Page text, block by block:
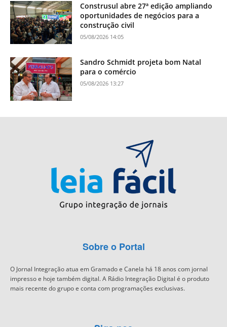
Construsul abre 27ª edição ampliando
oportunidades de negócios para a
construção civil
05/08/2026 14:05
Sandro Schmidt projeta bom Natal
para o comércio
05/08/2026 13:27
Sobre o Portal
O Jornal Integração atua em Gramado e Canela há 18 anos com jornal
impresso e hoje também digital. A Rádio Integração Digital é o produto
mais recente do grupo e conta com programações exclusivas.